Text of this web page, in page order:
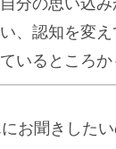
、認知を変
いるところか
お聞きした